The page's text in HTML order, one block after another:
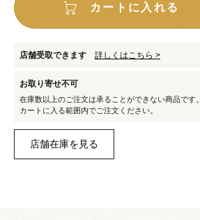
カートに入れる
店舗受取できます 詳しくはこちら >
お取り寄せ不可
在庫数以上のご注文は承ることができない商品です。
カートに入る範囲内でご注文ください。